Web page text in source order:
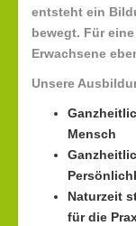
entsteht ein
bewegt. Für
Erwachsene
Unsere
Mensch
Naturzeit
für die